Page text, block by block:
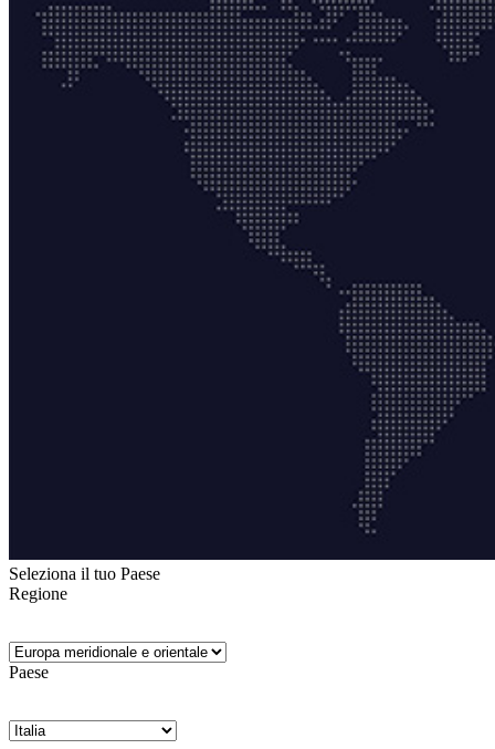
Seleziona il tuo Paese
Regione
Paese